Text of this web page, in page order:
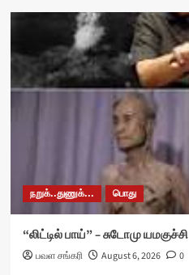
நறுக்..துணுக்... பொது
“லிட்டில் பாய்” – சுடோமு யமகுச்சி
பவள சங்கரி August 6, 2026 0